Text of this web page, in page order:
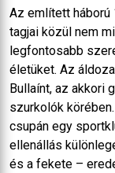
Az említett háború
tagjai közül nem
legfontosabb
életüket. Az
Bullaínt, az akkori
szurkolók
csupán egy
ellenállás
és a fekete –